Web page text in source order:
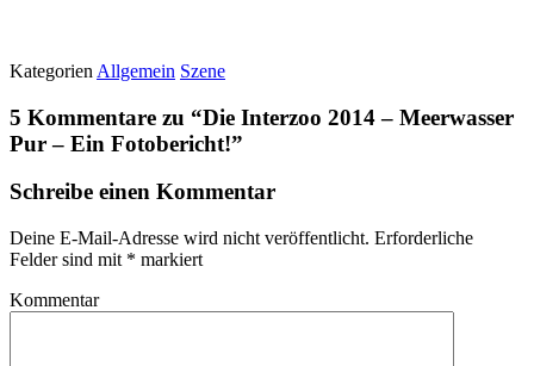
Kategorien Allgemein Szene
5 Kommentare zu “Die Interzoo 2014 – Meerwasser
Pur – Ein Fotobericht!”
Schreibe einen Kommentar
Deine E-Mail-Adresse wird nicht veröffentlicht. Erforderliche
Felder sind mit * markiert
Kommentar